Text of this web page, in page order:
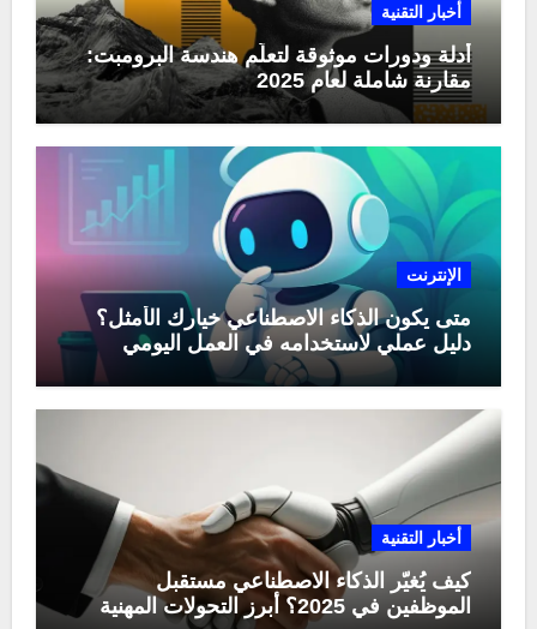
أخبار التقنية
أدلة ودورات موثوقة لتعلّم هندسة البرومبت:
مقارنة شاملة لعام 2025
الإنترنت
متى يكون الذكاء الاصطناعي خيارك الأمثل؟
دليل عملي لاستخدامه في العمل اليومي
أخبار التقنية
كيف يُغيّر الذكاء الاصطناعي مستقبل
الموظفين في 2025؟ أبرز التحولات المهنية